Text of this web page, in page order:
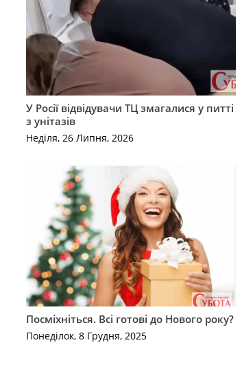
У Росії відвідувачи ТЦ змагалися у питті
з унітазів
Неділя, 26 Липня, 2026
Посміхніться. Всі готові до Нового року?
Понеділок, 8 Грудня, 2025